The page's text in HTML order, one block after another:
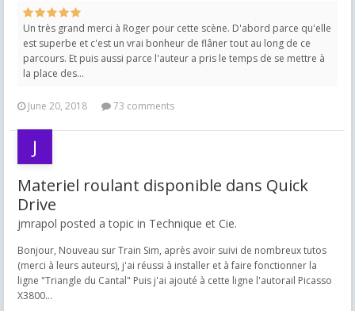
Un très grand merci à Roger pour cette scène. D'abord parce qu'elle
est superbe et c'est un vrai bonheur de flâner tout au long de ce
parcours. Et puis aussi parce l'auteur a pris le temps de se mettre à
la place des...
June 20, 2018 73 comments
Materiel roulant disponible dans Quick
Drive
jmrapol posted a topic in Technique et Cie.
Bonjour, Nouveau sur Train Sim, après avoir suivi de nombreux tutos
(merci à leurs auteurs), j'ai réussi à installer et à faire fonctionner la
ligne "Triangle du Cantal" Puis j'ai ajouté à cette ligne l'autorail Picasso
X3800...